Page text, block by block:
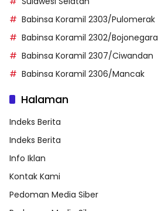
Babinsa Koramil 2303/Pulomerak
Babinsa Koramil 2302/Bojonegara
Babinsa Koramil 2307/Ciwandan
Babinsa Koramil 2306/Mancak
Halaman
Indeks Berita
Indeks Berita
Info Iklan
Kontak Kami
Pedoman Media Siber